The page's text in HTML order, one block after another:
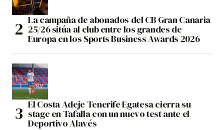
La campaña de abonados del CB Gran Canaria
25/26 sitúa al club entre los grandes de
Europa en los Sports Business Awards 2026
El Costa Adeje Tenerife Egatesa cierra su
stage en Tafalla con un nuevo test ante el
Deportivo Alavés